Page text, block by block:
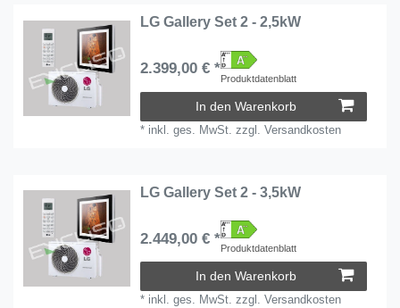
LG Gallery Set 2 - 2,5kW
Produktdatenblatt
2.399,00 € *
In den Warenkorb
* inkl. ges. MwSt. zzgl.Versandkosten
LG Gallery Set 2 - 3,5kW
Produktdatenblatt
2.449,00 € *
In den Warenkorb
* inkl. ges. MwSt. zzgl.Versandkosten